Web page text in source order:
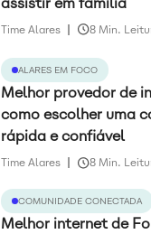
Time Alares 8 Min.
ALARES EM FOCO
Melhor provedor de
como escolher uma
rápida e confiável
Time Alares 8 Min.
COMUNIDADE CONECTADA
Melhor internet de